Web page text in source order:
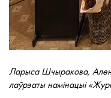
Ларыса Шчыракова,
лаўрэаты намінацыі